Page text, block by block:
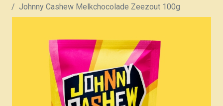
Johnny Cashew Melkchocolade Zeezout 100g